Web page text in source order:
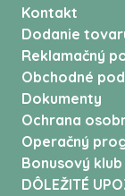
Kontakt
Dodanie
Reklamačný
Obchodné
Dokumenty
Ochrana
Operačný
Bonusový klub
DÔLEŽITÉ